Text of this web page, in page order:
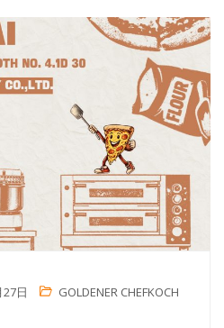
日
GOLDENER CHEFKOCH